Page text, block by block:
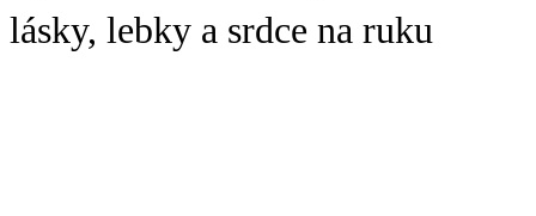
lásky, lebky a srdce na ruku